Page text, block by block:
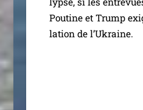
Poutine et Trump
la­tion de l’Ukraine.